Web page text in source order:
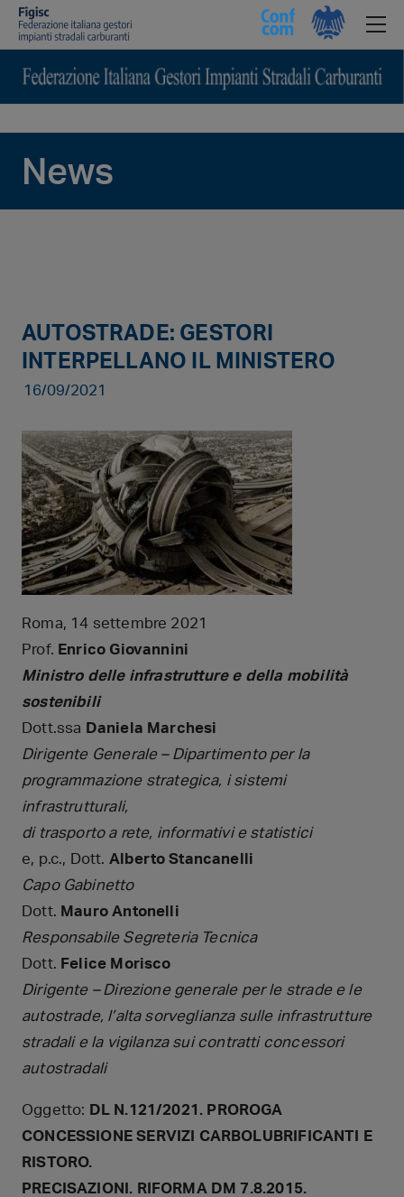
AUTOSTRADE: GESTORI
INTERPELLANO IL MINISTERO
News
16/09/2021
Roma, 14 settembre 2021
Prof. Enrico Giovannini
Ministro delle infrastrutture e della mobilità
sostenibili
Dott.ssa Daniela Marchesi
Dirigente Generale – Dipartimento per la
programmazione strategica, i sistemi
infrastrutturali,
di trasporto a rete, informativi e statistici
e, p.c., Dott. Alberto Stancanelli
Capo Gabinetto
Dott. Mauro Antonelli
Responsabile Segreteria Tecnica
Dott. Felice Morisco
Dirigente – Direzione generale per le strade e le
autostrade, l’alta sorveglianza sulle infrastrutture
stradali e la vigilanza sui contratti concessori
autostradali
Oggetto: DL N.121/2021. PROROGA
CONCESSIONE SERVIZI CARBOLUBRIFICANTI E
RISTORO.
PRECISAZIONI. RIFORMA DM 7.8.2015.